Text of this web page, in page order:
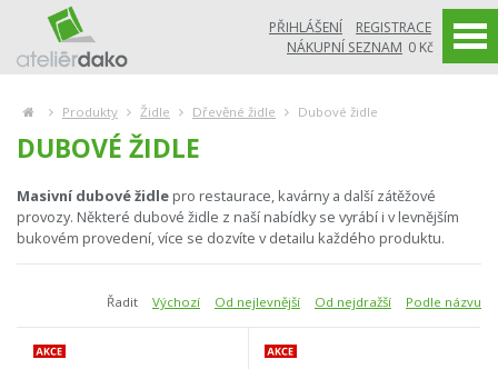
PŘIHLÁŠENÍ
REGISTRACE
NÁKUPNÍ SEZNAM 0 Kč
Produkty Židle Dřevěné židle Dubové židle
DUBOVÉ ŽIDLE
Masivní dubové židle pro restaurace, kavárny a další zátěžové
provozy. Některé dubové židle z naší nabídky se vyrábí i v levnějším
bukovém provedení, více se dozvíte v detailu každého produktu.
Řadit Výchozí Od nejlevnější Od nejdražší Podle názvu